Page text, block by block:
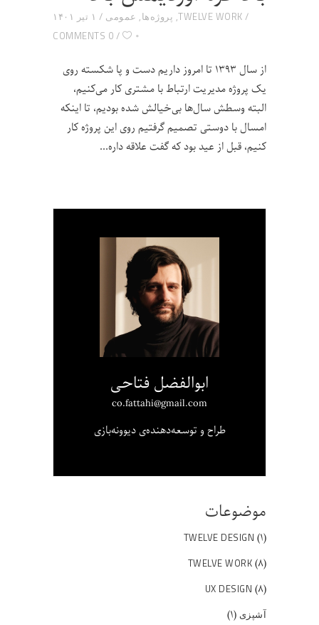
۱ تیر ۱۴۰۱ TWELVE WORK
, پروژه‌ها, عمومی
0 COMMENTS
۰
از سال ۱۳۹۳ تا امروز داریم دست و پا شکسته روی
یک پروژه مدیریت ارتباط با مشتری کار می‌کنیم،
البته وسطش سال‌ها بی‌خیالش شده بودیم، تا اینکه
امسال با دوستی تصمیم گرفتیم روی این پروژه کار
کنیم، قبل از عید بود که گفت علاقه داره
ابوالفضل فتاحی
co.fattahi@gmail.com
طراح و توسعه‌دهنده‌ی دیوونه‌بازی
موضوعات
TWELVE DESIGN (۱)
TWELVE WORK (۸)
UX DESIGN (۸)
آشپزی (۱)